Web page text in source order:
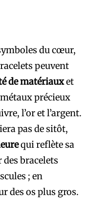
du cœur,
peuvent
de matériauxet
précieux
l’or et l’argent.
pas de sitôt,
qui reflète sa
bracelets
; en
des os plus gros.